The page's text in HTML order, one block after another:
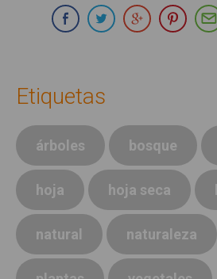
Compartir en Whatsapp
Compartir en
Compartir
Etiquetas
árboles bosque
hoja hoja seca
natural naturaleza